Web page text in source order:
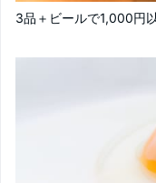
3品＋ビールで1,000円